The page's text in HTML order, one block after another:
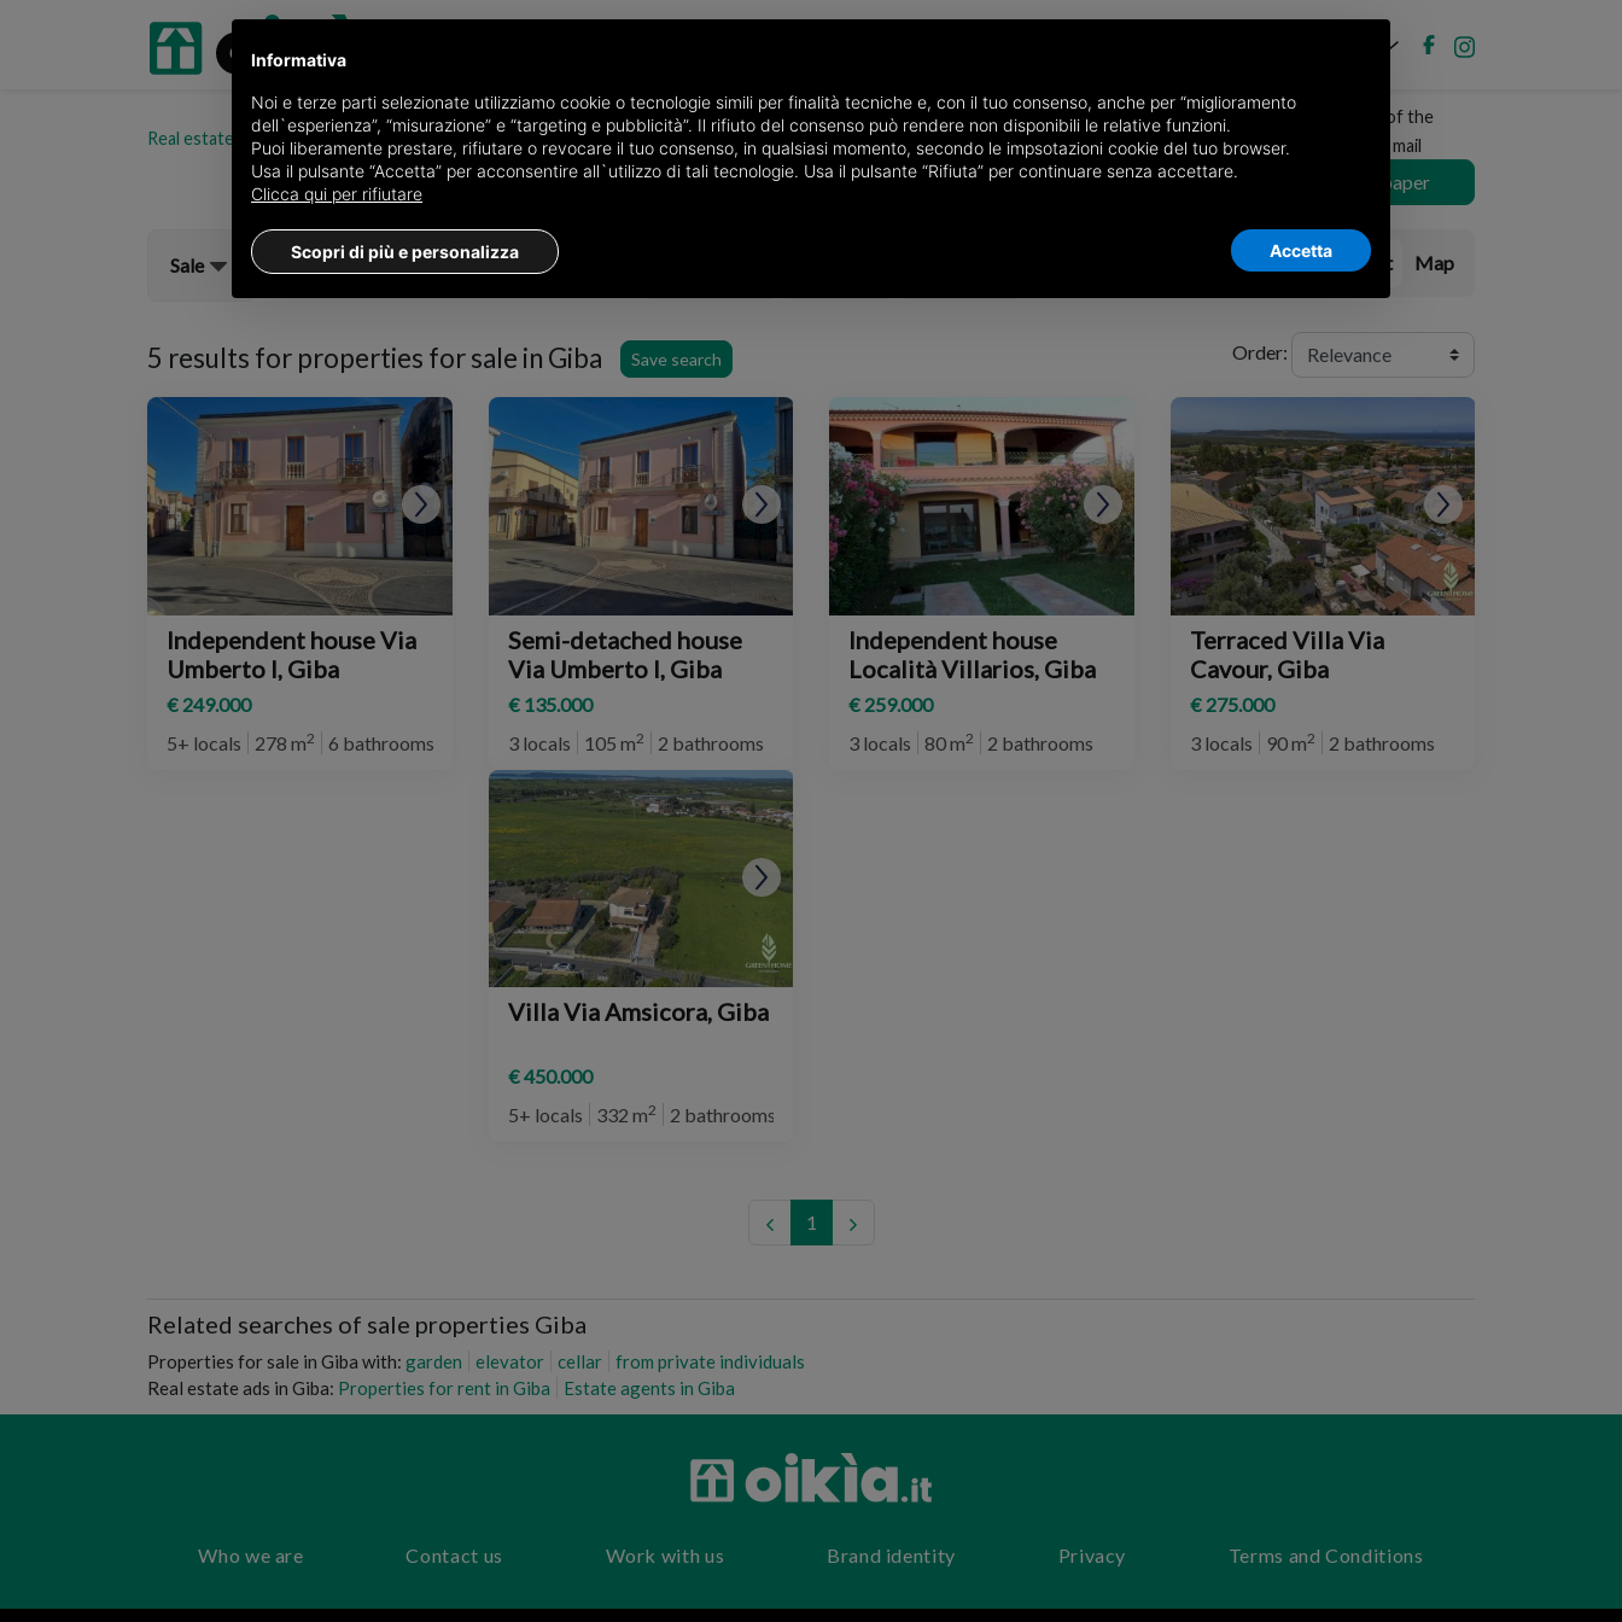
Real estate portal oikia.it Properties for sale in the province of Sud Sardegna Properties for sale in Giba Choose the area
Receive a copy of the
newspaper by mail
Choose newspaper
Sale List Map
5 results for properties for sale in Giba Save search Order:
Independent house Via
Umberto I, Giba
€ 249.000
5+ locals
278 m2 6 bathrooms
Semi-detached house
Via Umberto I, Giba
€ 135.000
3 locals
105 m2 2 bathrooms
Independent house
Località Villarios, Giba
€ 259.000
3 locals
80 m2 2 bathrooms
Terraced Villa Via
Cavour, Giba
€ 275.000
3 locals
90 m2 2 bathrooms
Villa Via Amsicora, Giba
€ 450.000
5+ locals
332 m2 2 bathrooms
1
Related searches of sale properties Giba
Properties for sale in Giba with: garden elevator cellar
from private individuals
Real estate ads in Giba: Properties for rent in Giba Estate agents in Giba
Who we are Contact us Work with us Brand identity Privacy Terms and Conditions
Informativa
Noi e terze parti selezionate utilizziamo cookie o tecnologie simili per finalità tecniche e, con il tuo consenso, anche per “miglioramento
dell`esperienza”, “misurazione” e “targeting e pubblicità”. Il rifiuto del consenso può rendere non disponibili le relative funzioni.
Puoi liberamente prestare, rifiutare o revocare il tuo consenso, in qualsiasi momento, secondo le impsotazioni cookie del tuo browser.
Usa il pulsante “Accetta” per acconsentire all`utilizzo di tali tecnologie. Usa il pulsante “Rifiuta” per continuare senza accettare.
Clicca qui per rifiutare
Scopri di più e personalizza Accetta